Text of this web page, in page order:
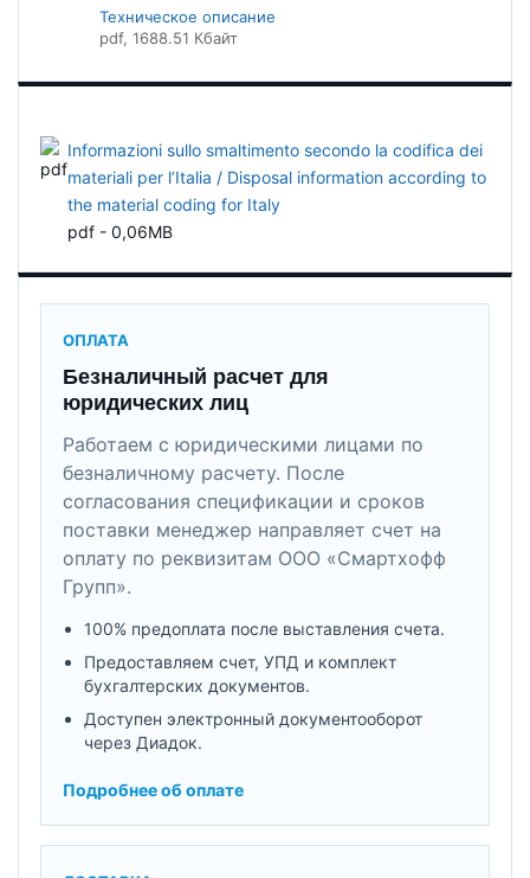
Техническое описание
pdf, 1688.51 Кбайт
Informazioni sullo smaltimento secondo la codifica dei
materiali per l’Italia / Disposal information according to
the material coding for Italy
pdf - 0,06MB
ОПЛАТА
Безналичный расчет для
юридических лиц
Работаем с юридическими лицами по
безналичному расчету. После
согласования спецификации и сроков
поставки менеджер направляет счет на
оплату по реквизитам ООО «Смартхофф
Групп».
100% предоплата после выставления счета.
Предоставляем счет, УПД и комплект
бухгалтерских документов.
Доступен электронный документооборот
через Диадок.
Подробнее об оплате